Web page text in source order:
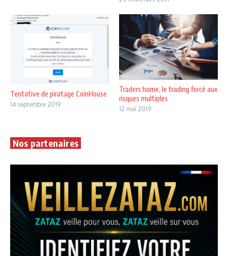
Tentative de piratage CoinHouse
14 septembre 2019
Traders home, le trading forcé aux
risques multiples
12 mai 2019
Nos partenaires